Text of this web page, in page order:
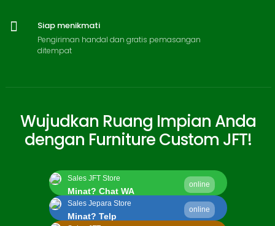
Siap menikmati
Pengiriman handal dan gratis pemasangan
ditempat
Wujudkan Ruang Impian Anda
dengan Furniture Custom JFT!
Sales JFT Store
online
Minat? Chat WA
Sales Jepara Store
online
Minat? Telp